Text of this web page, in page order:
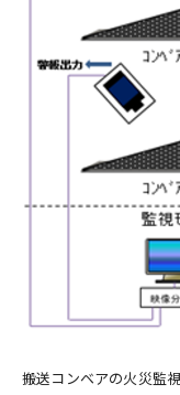
個人情報保護方針
ご利用にあたって
© NIPPON
搬送コンベアの火災監